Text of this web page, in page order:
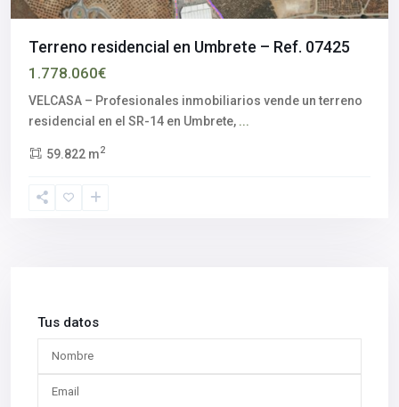
Terreno residencial en Umbrete – Ref. 07425
1.778.060€
VELCASA – Profesionales inmobiliarios vende un terreno
residencial en el SR-14 en Umbrete, ...
59.822 m2
Tus datos